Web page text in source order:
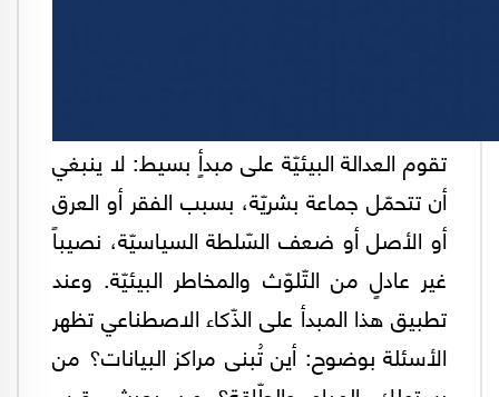
تقوم العدالة البيئيّة على مبدأٍ بسيط: لا ينبغي
أن تتحمّل جماعة بشريّة، بسبب الفقر أو العرق
أو الأصل أو ضعف السّلطة السياسيّة، نصيباً
غير عادلٍ من التّلوّث والمخاطر البيئيّة. وعند
تطبيق هذا المبدأ على الذّكاء الاصطناعي تظهر
الأسئلة بوضوح: أين تُبنى مراكز البيانات؟ من